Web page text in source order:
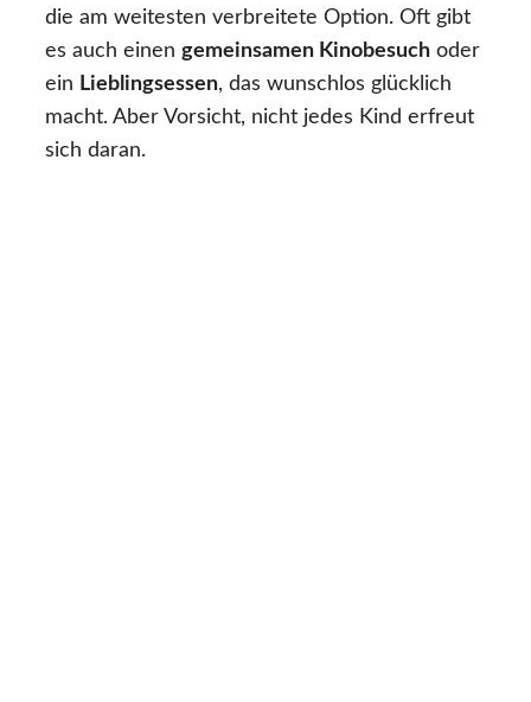
die am weitesten verbreitete Option. Oft gibt
es auch einen gemeinsamen Kinobesuch oder
ein Lieblingsessen, das wunschlos glücklich
macht. Aber Vorsicht, nicht jedes Kind erfreut
sich daran.